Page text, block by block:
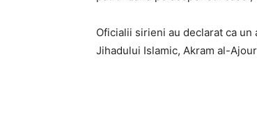
Oficialii sirieni au declarat ca un
Jihadului Islamic, Akram al-